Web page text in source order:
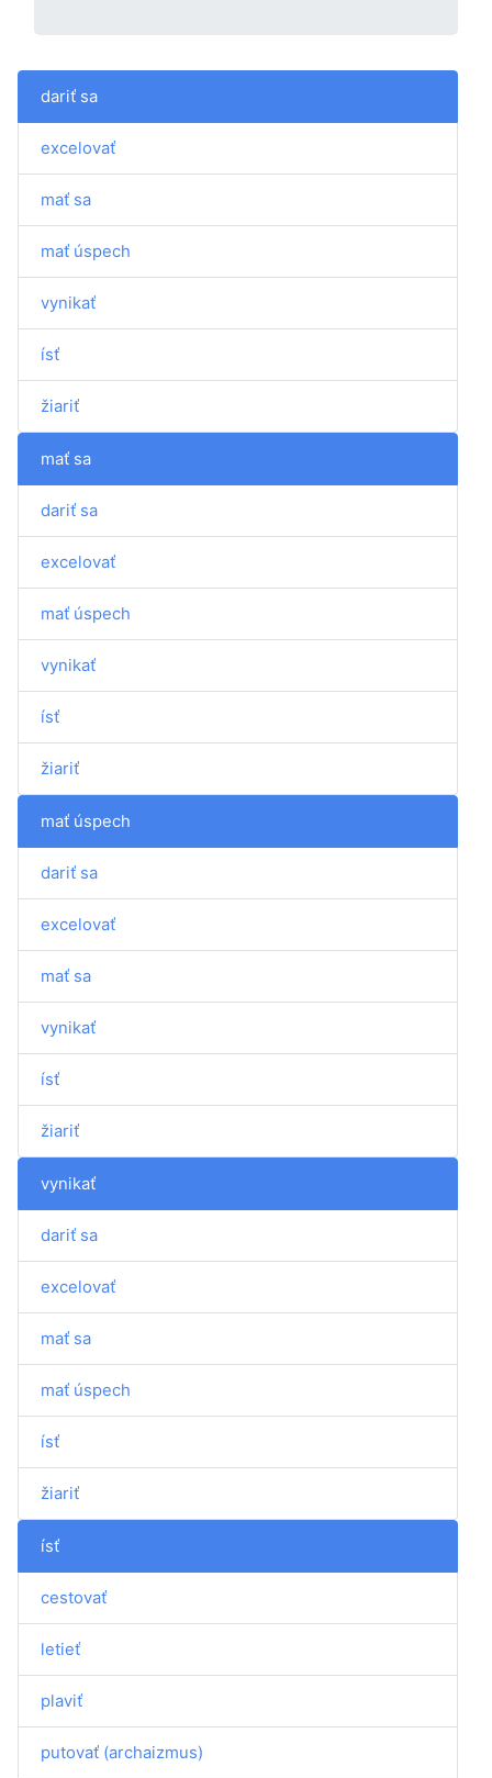
dariť sa
excelovať
mať sa
mať úspech
vynikať
ísť
žiariť
mať sa
dariť sa
excelovať
mať úspech
vynikať
ísť
žiariť
mať úspech
dariť sa
excelovať
mať sa
vynikať
ísť
žiariť
vynikať
dariť sa
excelovať
mať sa
mať úspech
ísť
žiariť
ísť
cestovať
letieť
plaviť
putovať (archaizmus)